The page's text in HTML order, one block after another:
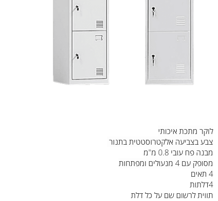
לוקר מתכת איכותי
צבע בצביעה אלקטרוסטטית בתנור
מבנה פח עובי 0.8 מ"מ
מסופק עם 4 מנעולים ומפתחות
4 תאים
4דלתות
תווית לרשום שם על כל דלת